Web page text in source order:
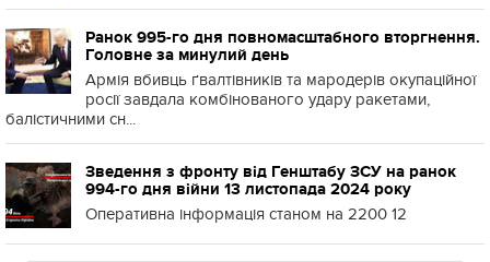
Ранок 995-го дня повномасштабного вторгнення.
Головне за минулий день
Армія вбивць ґвалтівників та мародерів окупаційної
росії завдала комбінованого удару ракетами,
балістичними сн...
Зведення з фронту від Генштабу ЗСУ на ранок
994-го дня війни 13 листопада 2024 року
Оперативна інформація станом на 2200 12